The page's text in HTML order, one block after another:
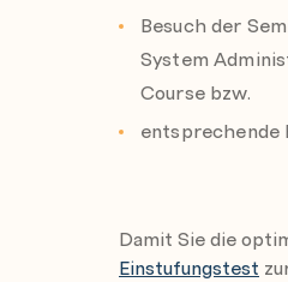
Systeme
Systeme
Den
CPU-/
Besuch der
System
Course bzw.
entsprechende
Damit Sie die
Einstufungstest